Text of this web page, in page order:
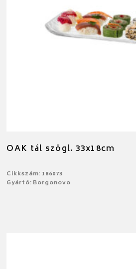
OAK tál szögl. 33x18cm
Cikkszám: 186073
Gyártó: Borgonovo